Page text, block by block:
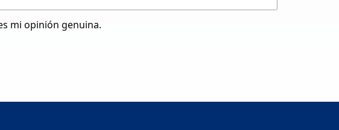
mi opinión genuina.